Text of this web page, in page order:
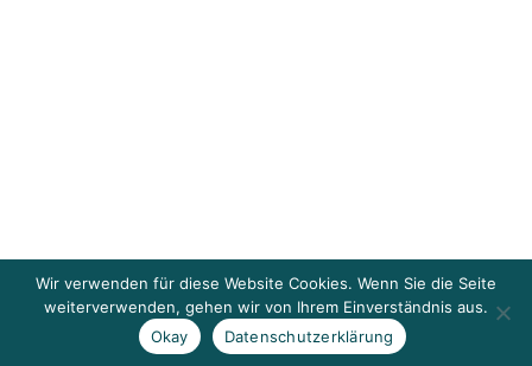
Wir verwenden für diese Website Cookies. Wenn Sie die Seite
weiterverwenden, gehen wir von Ihrem Einverständnis aus.
Okay
Datenschutzerklärung